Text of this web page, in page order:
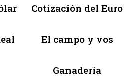
Cotización del Euro
El campo y vos
Ganadería